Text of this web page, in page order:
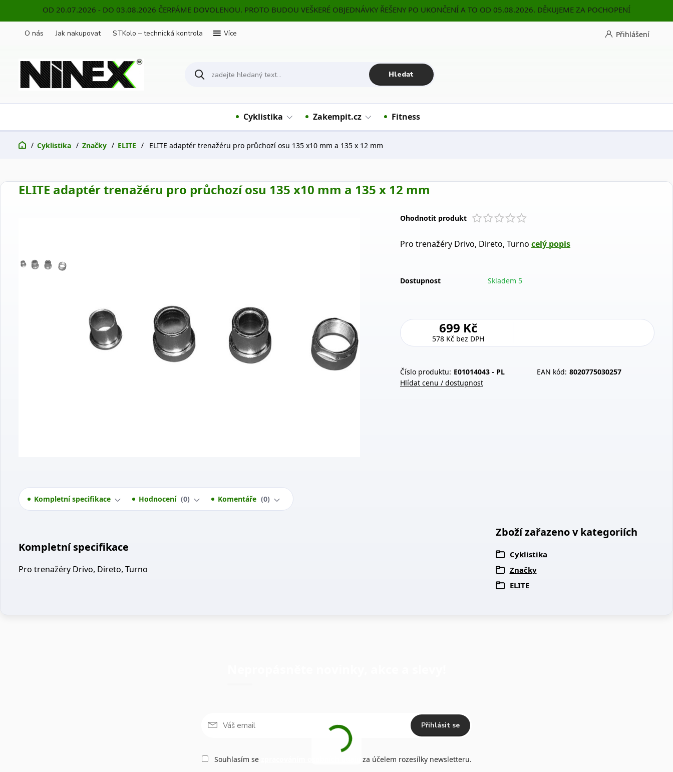
OD 20.07.2026 - DO 03.08.2026 ČERPÁME DOVOLENOU. PROTO BUDOU VEŠKERÉ OBJEDNÁVKY ŘEŠENY PO UKONČENÍ A TO OD 05.08.2026. DĚKUJEME ZA POCHOPENÍ
O nás Jak nakupovat STKolo – technická kontrola Více Přihlášení
Hledat
Cyklistika Zakempit.cz Fitness
Cyklistika Značky ELITE ELITE adaptér trenažéru pro průchozí osu 135 x10 mm a 135 x 12 mm
ELITE adaptér trenažéru pro průchozí osu 135 x10 mm a 135 x 12 mm
Ohodnotit produkt
Pro trenažéry Drivo, Direto, Turno celý popis
Dostupnost Skladem 5
699 Kč
578 Kč bez DPH
Číslo produktu: E01014043 - PL EAN kód: 8020775030257
Hlídat cenu / dostupnost
Kompletní specifikace Hodnocení 0 Komentáře 0
Kompletní specifikace
Pro trenažéry Drivo, Direto, Turno
Zboží zařazeno v kategoriích
Cyklistika
Značky
ELITE
Přihlásit se
Souhlasím se za účelem rozesílky newsletteru.